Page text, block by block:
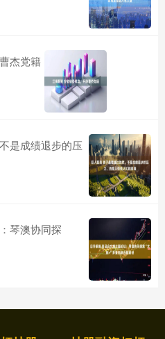
杰党籍
是成绩退步的压
琴澳协同探